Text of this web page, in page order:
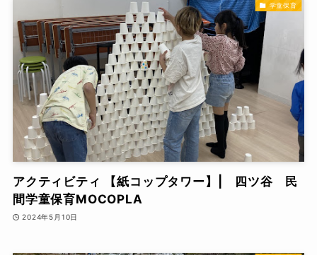
学童保育
アクティビティ 【紙コップタワー】| 四ツ谷 民
間学童保育MOCOPLA
2024年5月10日